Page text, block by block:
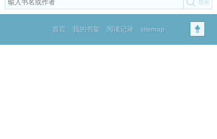
首页 我的书架 阅读记录 sitemap